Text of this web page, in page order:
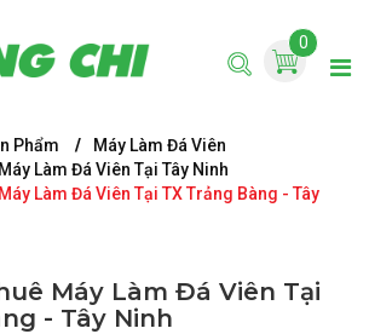
0
Phẩm
Máy Làm Đá Viên
Làm Đá Viên Tại Tây Ninh
Làm Đá Viên Tại TX Trảng Bàng - Tây
Máy Làm Đá Viên Tại
- Tây Ninh